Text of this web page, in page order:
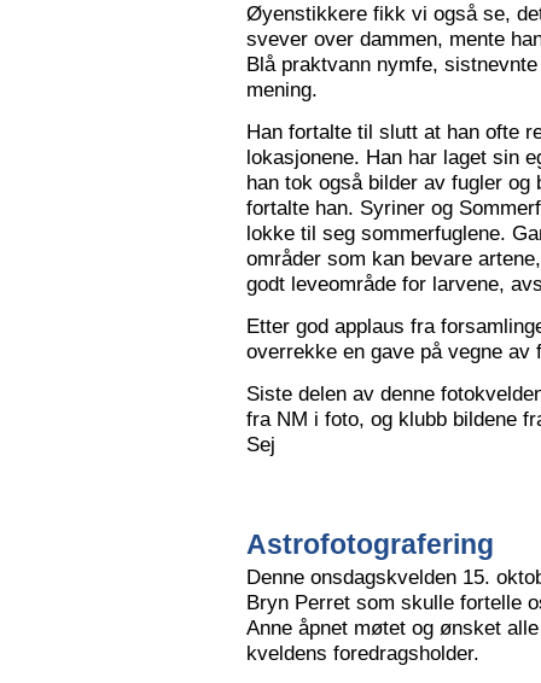
Øyenstikkere fikk vi også se,
svever over dammen, mente
Blå praktvann nymfe,
mening.
Han fortalte til slutt at han ofte
lokasjonene. Han har laget sin
han tok også bilder av fugler
fortalte han. Syriner og
lokke til seg sommerfuglene.
områder som kan bevare
godt leveområde for larvene,
Etter god applaus fra
overrekke en gave på vegne av
Siste delen av denne
fra NM i foto, og klubb bildene
Sej
Astrofotografering
Denne onsdagskvelden 15.
Bryn Perret som skulle fortelle
Anne åpnet møtet og ønsket
kveldens foredragsholder.